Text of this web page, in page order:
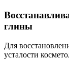
глины
Для
усталости